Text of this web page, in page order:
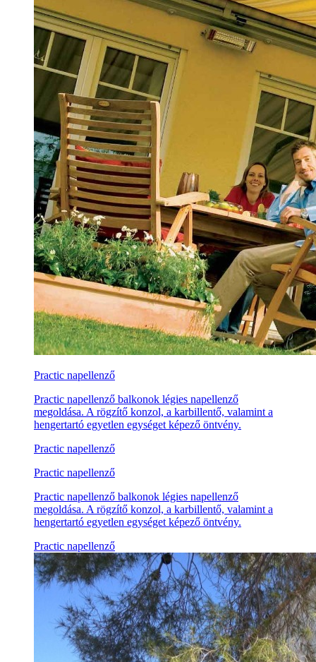
Practic napellenző
Practic napellenző balkonok légies napellenző
megoldása. A rögzítő konzol, a karbillentő, valamint a
hengertartó egyetlen egységet képező öntvény.
Practic napellenző
Practic napellenző
Practic napellenző balkonok légies napellenző
megoldása. A rögzítő konzol, a karbillentő, valamint a
hengertartó egyetlen egységet képező öntvény.
Practic napellenző